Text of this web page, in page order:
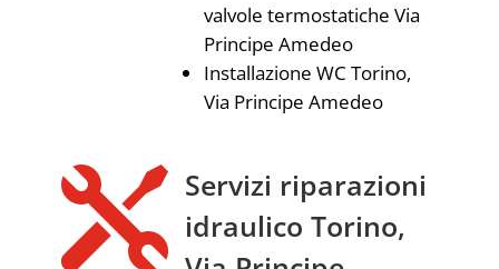
valvole termostatiche Via
Principe Amedeo
Installazione WC Torino,
Via Principe Amedeo
 Servizi riparazioni
idraulico Torino,